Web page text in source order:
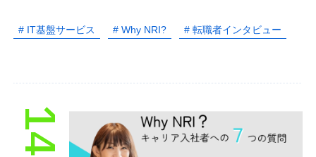
# IT基盤サービス # Why NRI? # 転職者インタビュー
14